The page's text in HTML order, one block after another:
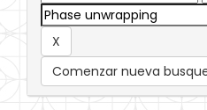
Comenzar nueva